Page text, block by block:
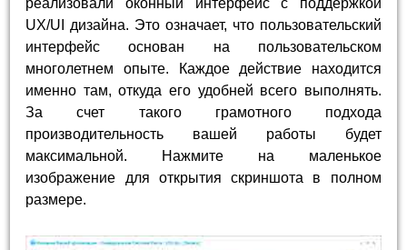
реализовали оконный интерфейс с поддержкой
UX/UI дизайна. Это означает, что пользовательский
интерфейс основан на пользовательском
многолетнем опыте. Каждое действие находится
именно там, откуда его удобней всего выполнять.
За счет такого грамотного подхода
производительность вашей работы будет
максимальной. Нажмите на маленькое
изображение для открытия скриншота в полном
размере.